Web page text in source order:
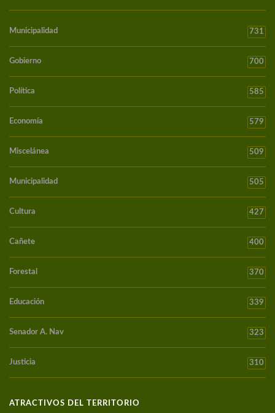
Municipalidad 731
Gobierno 700
Política 585
Economía 579
Miscelánea 509
Municipalidad 505
Cultura 427
Cañete 400
Forestal 370
Educación 339
Senador A. Nav 323
Justicia 310
ATRACTIVOS DEL TERRITORIO